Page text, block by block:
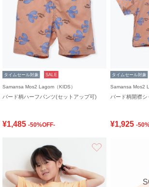
タイムセール対象 SALE
Samansa Mos2 Lagom（KIDS）
バード柄ハーフパンツ(セットアップ可)
¥1,485 -50%OFF-
タイムセール対象
Samansa Mos2
バード柄開襟
¥1,925 -